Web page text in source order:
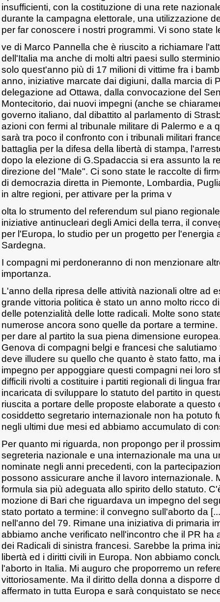
insufficienti, con la costituzione di una rete
durante la campagna elettorale, una utilizzazione
per far conoscere i nostri programmi. Vi sono state
ve di Marco Pannella che è riuscito a richiamare
dell'Italia ma anche di molti altri paesi sullo
solo quest'anno più di 17 milioni di vittime fra i
anno, iniziative marcate dai digiuni, dalla marcia di
delegazione ad Ottawa, dalla convocazione del
Montecitorio, dai nuovi impegni (anche se
governo italiano, dal dibattito al parlamento di
azioni con fermi al tribunale militare di Palermo e a
sarà tra poco il confronto con i tribunali militari
battaglia per la difesa della libertà di stampa,
dopo la elezione di G.Spadaccia si era assunto la
direzione del "Male". Ci sono state le raccolte di
di democrazia diretta in Piemonte, Lombardia,
in altre regioni, per attivare per la prima v
olta lo strumento del referendum sul piano
iniziative antinucleari degli Amici della terra, il
per l'Europa, lo studio per un progetto per l'energia
Sardegna.
I compagni mi perdoneranno di non menzionare
importanza.
L'anno della ripresa delle attività nazionali oltre ad
grande vittoria politica è stato un anno molto ricco
delle potenzialità delle lotte radicali. Molte sono
numerose ancora sono quelle da portare a
per dare al partito la sua piena dimensione
Genova di compagni belgi e francesi che
deve illudere su quello che quanto è stato fatto,
impegno per appoggiare questi compagni nei loro
difficili rivolti a costituire i partiti regionali di lingua
incaricata di sviluppare lo statuto del partito in
riuscita a portare delle proposte elaborate a questo
cosiddetto segretario internazionale non ha potuto
negli ultimi due mesi ed abbiamo accumulato di
Per quanto mi riguarda, non propongo per il
segreteria nazionale e una internazionale ma una
nominate negli anni precedenti, con la
possono assicurare anche il lavoro internazionale.
formula sia più adeguata allo spirito dello statuto.
mozione di Bari che riguardava un impegno del
stato portato a termine: il convegno sull'aborto da
nell'anno del 79. Rimane una iniziativa di primaria
abbiamo anche verificato nell'incontro che il PR ha
dei Radicali di sinistra francesi. Sarebbe la prima
libertà ed i diritti civili in Europa. Non abbiamo
l'aborto in Italia. Mi auguro che proporremo un
vittoriosamente. Ma il diritto della donna a disporre
affermato in tutta Europa e sarà conquistato se